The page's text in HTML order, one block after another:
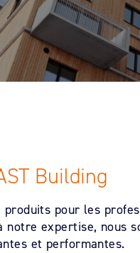
Building
pour les
expertise, nous
et performantes.